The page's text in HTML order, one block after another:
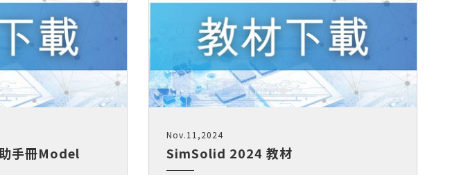
戶外藝術結構強度分析｜
HyperWorks
Read More...
AI 賦能流體模擬丨從虛擬風洞到智慧
設計的實踐與案例
塑膠模具溫度場瞬態分析丨SimSolid
在汽車零部件開發中應用的可行性研究
及實踐丨SimSolid
耳機充電底座落摔模擬全流程解析｜
Read More...
手冊Model
Nov.11,2024
SimSolid 2024 教材